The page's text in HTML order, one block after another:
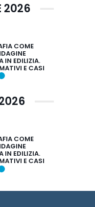
2026
COME
IN EDILIZIA.
E CASI
COME
IN EDILIZIA.
E CASI